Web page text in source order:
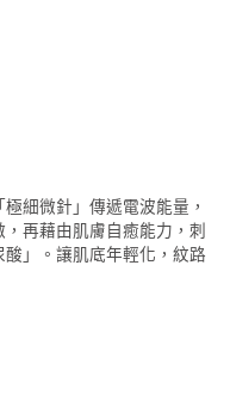
細微針」傳遞電波能量，
再藉由肌膚自癒能力，刺
」。讓肌底年輕化，紋路